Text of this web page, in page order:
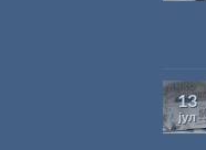
13
јул